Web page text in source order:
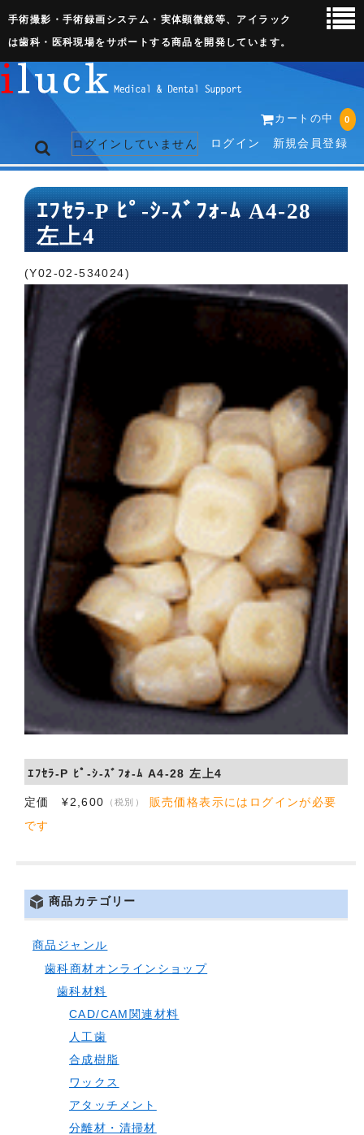
手術撮影・手術録画システム・実体顕微鏡等、アイラック
は歯科・医科現場をサポートする商品を開発しています。
カートの中 0
ログインしていません ログイン 新規会員登録
トップページ
ネット販売ページ
歯科関連機器
術野撮影キット
3D実体顕微鏡
お問い合わせ
ｴﾌｾﾗ-P ﾋﾟ-ｼ-ｽﾞﾌｫ-ﾑ A4-28
左上4
(Y02-02-534024)
ｴﾌｾﾗ-P ﾋﾟ-ｼ-ｽﾞﾌｫ-ﾑ A4-28 左上4
定価 ¥2,600 （税別）
販売価格表示にはログインが必要
です
商品カテゴリー
商品ジャンル
歯科商材オンラインショップ
歯科材料
CAD/CAM関連材料
人工歯
合成樹脂
ワックス
アタッチメント
分離材・清掃材